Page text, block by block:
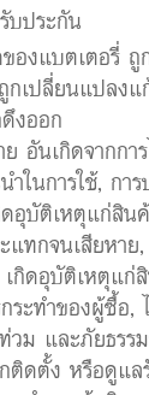
บประกัน
ของแบตเตอรี่ ถู
กเปลี่ยนแปลงแ
งออก
ย อันเกิดจากก
ในการใช้, กา
ดอุบัติเหตุแก่สิน
แทกจนเสียหาย
เกิดอุบัติเหตุแก่
ระทำของผู้ซื้อ,
วม และภัยธรร
ติดตั้ง หรือดูแล